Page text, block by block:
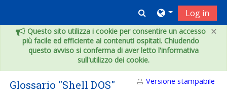
×
Questo sito utilizza i cookie per consentire un accesso
più facile ed efficiente ai contenuti ospitati. Chiudendo
questo avviso si conferma di aver letto l'informativa
sull'utilizzo dei cookie.
Toggle search
Log in
Glossario "Shell DOS" Versione stampabile